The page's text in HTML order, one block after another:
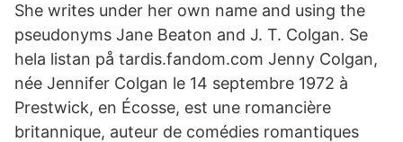
She writes under her own name and using the
pseudonyms Jane Beaton and J. T. Colgan. Se
hela listan på tardis.fandom.com Jenny Colgan,
née Jennifer Colgan le 14 septembre 1972 à
Prestwick, en Écosse, est une romancière
britannique, auteur de comédies romantiques